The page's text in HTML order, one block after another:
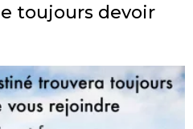
toujours devoir